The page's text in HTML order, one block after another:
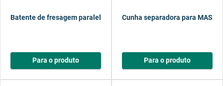
Batente de fresagem paralelo para bancadas para máquinas
Para o produto
Cunha separadora para
Para o produto